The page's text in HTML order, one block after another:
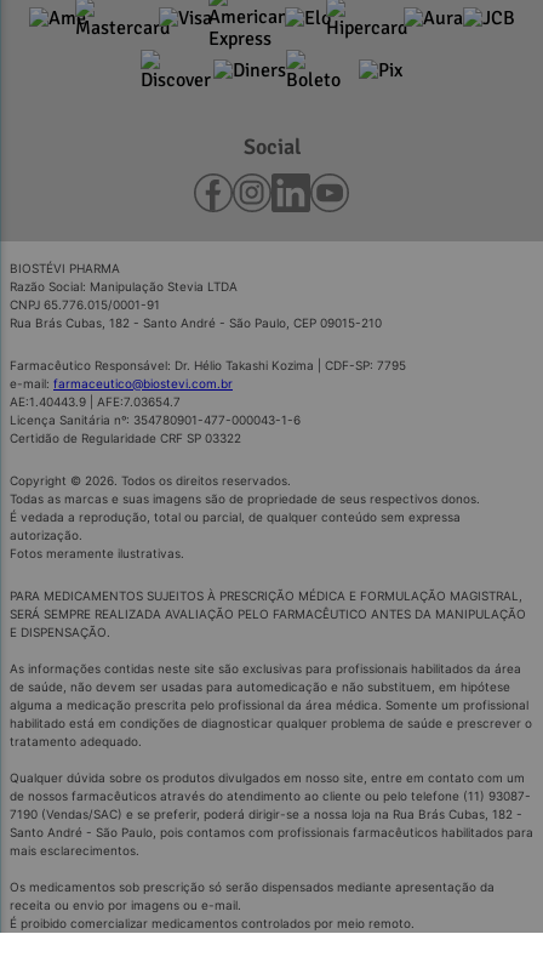
Social
BIOSTÉVI PHARMA
Razão Social: Manipulação Stevia LTDA
CNPJ 65.776.015/0001-91
Rua Brás Cubas, 182 - Santo André - São Paulo, CEP 09015-210
Farmacêutico Responsável: Dr. Hélio Takashi Kozima | CDF-SP: 7795
e-mail: farmaceutico@biostevi.com.br
AE:1.40443.9 | AFE:7.03654.7
Licença Sanitária nº: 354780901-477-000043-1-6
Certidão de Regularidade CRF SP 03322
Copyright © 2026. Todos os direitos reservados.
Todas as marcas e suas imagens são de propriedade de seus respectivos donos.
É vedada a reprodução, total ou parcial, de qualquer conteúdo sem expressa
autorização.
Fotos meramente ilustrativas.
PARA MEDICAMENTOS SUJEITOS À PRESCRIÇÃO MÉDICA E FORMULAÇÃO MAGISTRAL,
SERÁ SEMPRE REALIZADA AVALIAÇÃO PELO FARMACÊUTICO ANTES DA MANIPULAÇÃO
E DISPENSAÇÃO.
As informações contidas neste site são exclusivas para profissionais habilitados da área
de saúde, não devem ser usadas para automedicação e não substituem, em hipótese
alguma a medicação prescrita pelo profissional da área médica. Somente um profissional
habilitado está em condições de diagnosticar qualquer problema de saúde e prescrever o
tratamento adequado.
Qualquer dúvida sobre os produtos divulgados em nosso site, entre em contato com um
de nossos farmacêuticos através do atendimento ao cliente ou pelo telefone (11) 93087-
7190 (Vendas/SAC) e se preferir, poderá dirigir-se a nossa loja na Rua Brás Cubas, 182 -
Santo André - São Paulo, pois contamos com profissionais farmacêuticos habilitados para
mais esclarecimentos.
Os medicamentos sob prescrição só serão dispensados mediante apresentação da
receita ou envio por imagens ou e-mail.
É proibido comercializar medicamentos controlados por meio remoto.